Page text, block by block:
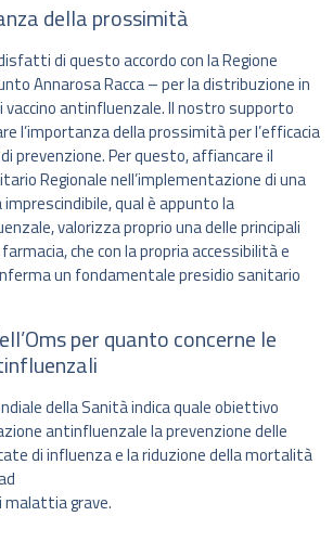
della prossimità
di questo accordo con la Regione
Annarosa Racca – per la distribuzione in
vaccino antinfluenzale. Il nostro supporto
l’importanza della prossimità per l’efficacia
prevenzione. Per questo, affiancare il
Regionale nell’implementazione di una
qual è appunto la
valorizza proprio una delle principali
che con la propria accessibilità e
un fondamentale presidio sanitario
per quanto concerne le
della Sanità indica quale obiettivo
antinfluenzale la prevenzione delle
di influenza e la riduzione della mortalità
grave.